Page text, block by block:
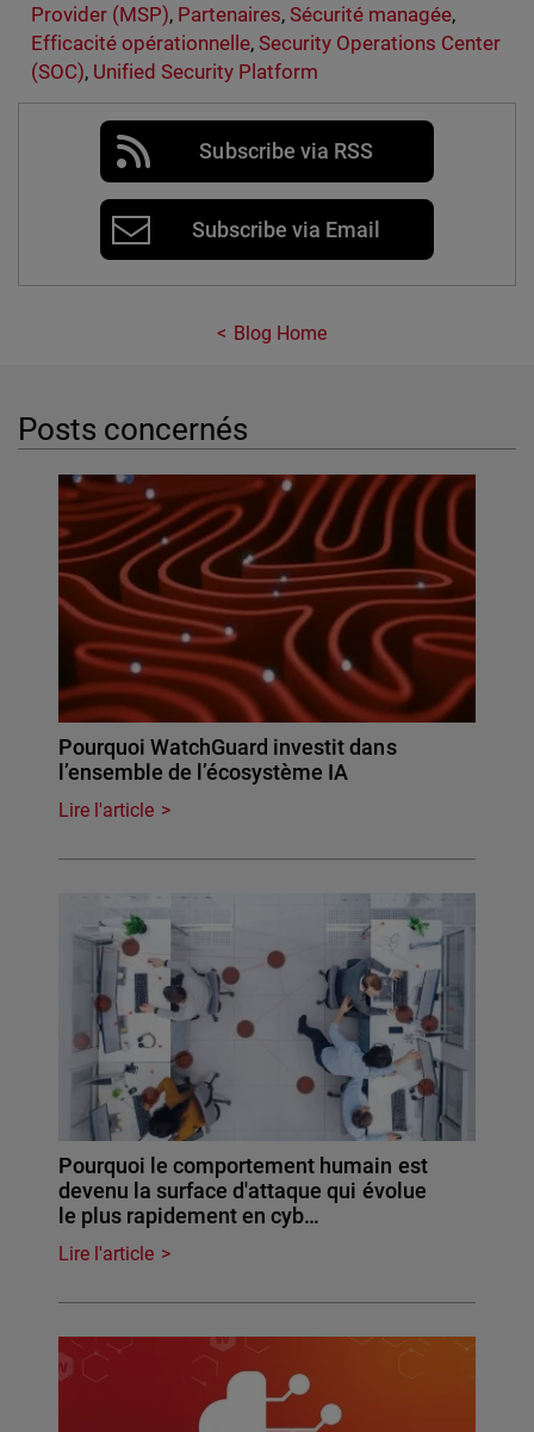
Provider (MSP), Partenaires,Sécurité managée,
Efficacité opérationnelle, Security Operations Center
(SOC), Unified Security Platform
Subscribe via RSS
Subscribe via Email
Blog Home
Posts concernés
Pourquoi WatchGuard investit dans
l’ensemble de l’écosystème IA
Lire l'article
Pourquoi le comportement humain est
devenu la surface d'attaque qui évolue
le plus rapidement en cyb…
Lire l'article